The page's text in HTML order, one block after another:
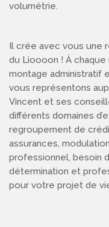
volumétrie.
Il crée avec vous une
du Lioooon ! À
montage administratif
vous représentons
Vincent et ses
différents domaines
regroupement de
assurances,
professionnel, besoin
détermination et
pour votre projet de